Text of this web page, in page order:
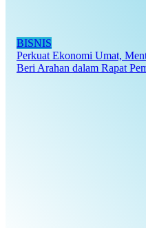
BISNIS
Perkuat Ekonomi Umat,
Beri Arahan dalam Rapat